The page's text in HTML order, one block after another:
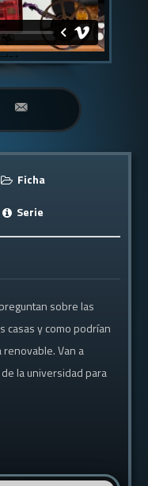
Ficha
Serie
sobre las
casas y como podrían
Van a
la universidad para